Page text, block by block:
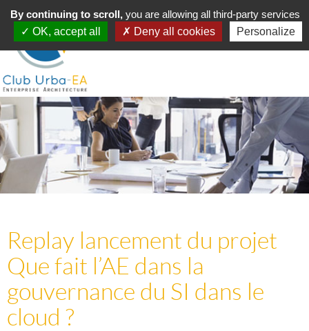
Toggle
navigation
MENU
Replay lancement du projet
Que fait l’AE dans la
gouvernance du SI dans le
cloud ?
By continuing to scroll, you are allowing all third-party services
OK, accept all
Deny all cookies Personalize